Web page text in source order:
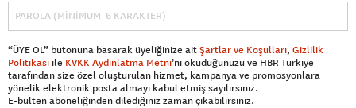
“ÜYE OL” butonuna basarak üyeliğinize aitŞartlar ve Koşulları, Gizlilik
Politikası ile KVKK Aydınlatma Metni’ni okuduğunuzu ve HBR Türkiye
tarafından size özel oluşturulan hizmet, kampanya ve promosyonlara
yönelik elektronik posta almayı kabul etmiş sayılırsınız.
E-bülten aboneliğinden dilediğiniz zaman çıkabilirsiniz.